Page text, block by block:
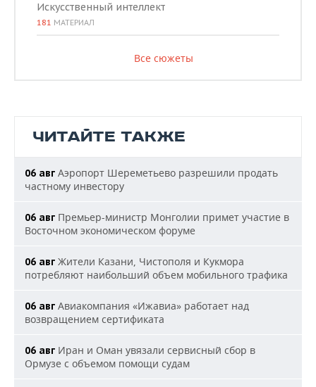
Искусственный интеллект
181 МАТЕРИАЛ
Все сюжеты
ЧИТАЙТЕ ТАКЖЕ
06 авг Аэропорт Шереметьево разрешили продать
частному инвестору
06 авг Премьер-министр Монголии примет участие в
Восточном экономическом форуме
06 авг Жители Казани, Чистополя и Кукмора
потребляют наибольший объем мобильного трафика
06 авг Авиакомпания «Ижавиа» работает над
возвращением сертификата
06 авг Иран и Оман увязали сервисный сбор в
Ормузе с объемом помощи судам